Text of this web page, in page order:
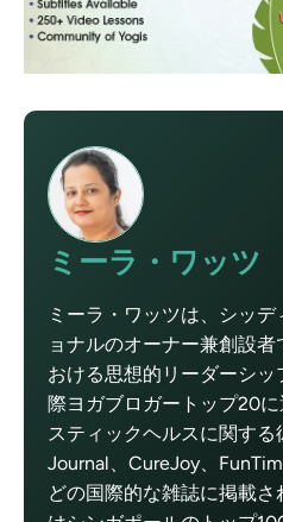
ミーラ・ワッツ
ミーラ・ワッツは、シッ
ョナルのオーナー兼創設
おける思想的リーダーシ
際ヨガブロガートップ20
スティックヘルスに関す
Journal、CureJoy、
どの国際的な雑誌に掲載